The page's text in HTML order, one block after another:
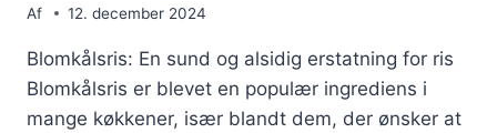
Af 12. december 2024
Blomkålsris: En sund og alsidig erstatning for ris
Blomkålsris er blevet en populær ingrediens i
mange køkkener, især blandt dem, der ønsker at